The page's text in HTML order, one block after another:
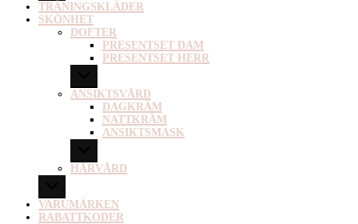
TRÄNINGSKLÄDER
SKÖNHET
DOFTER
PRESENTSET DAM
PRESENTSET HERR
ANSIKTSVÅRD
DAGKRÄM
NATTKRÄM
ANSIKTSMASK
HÅRVÅRD
VARUMÄRKEN
RABATTKODER